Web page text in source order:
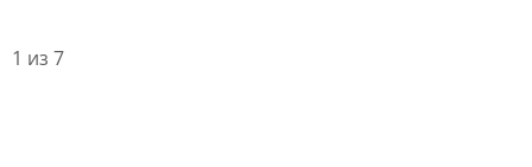
1 из 7